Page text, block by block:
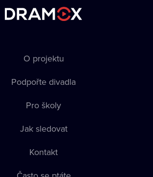
O projektu
Podpořte divadla
Pro školy
Jak sledovat
Kontakt